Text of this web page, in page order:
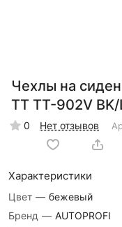
Чехлы на
TT TT-902V BK/
0 Нет отзывов
Характеристики
Цвет — бежевый
Бренд — AUTOPROFI